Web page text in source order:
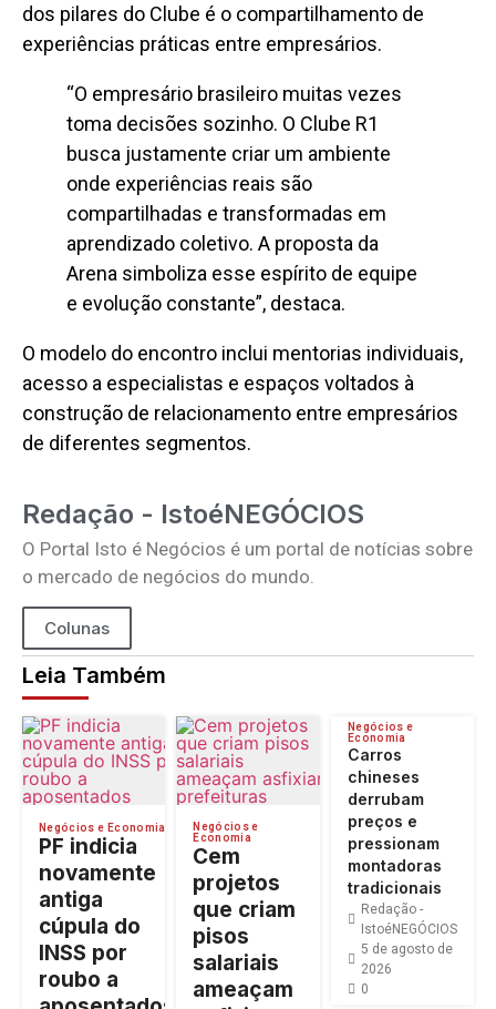
dos pilares do Clube é o compartilhamento de
experiências práticas entre empresários.
“O empresário brasileiro muitas vezes
toma decisões sozinho. O Clube R1
busca justamente criar um ambiente
onde experiências reais são
compartilhadas e transformadas em
aprendizado coletivo. A proposta da
Arena simboliza esse espírito de equipe
e evolução constante”, destaca.
O modelo do encontro inclui mentorias individuais,
acesso a especialistas e espaços voltados à
construção de relacionamento entre empresários
de diferentes segmentos.
Redação - IstoéNEGÓCIOS
O Portal Isto é Negócios é um portal de notícias sobre
o mercado de negócios do mundo.
Colunas
Leia Também
Negócios e Economia
PF indicia
novamente
antiga
cúpula do
INSS por
roubo a
Negócios e
Economia
Cem
projetos
que criam
pisos
salariais
ameaçam
Negócios e
Economia
Carros
chineses
derrubam
preços e
pressionam
montadoras
tradicionais
Redação -
IstoéNEGÓCIOS
5 de agosto de
2026
0